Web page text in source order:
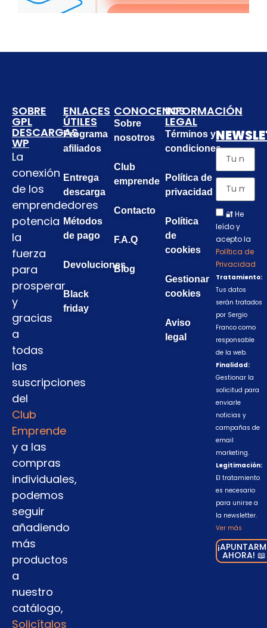
SOBRE
GPL
DESCARGAS
WP
La
conexión
de los
emprendedores
potencia
la
fuerza
para
prosperar
y
gracias
a
todas
las
suscripciones
del
Club
Emprende
y a las
compras
individuales,
podemos
seguir
añadiendo
más
productos
a
nuestro
catálogo,
Solicítalos
ENLACES
ÚTILES
Programa
afiliados
Entrega
descarga
Métodos
de pago
Devoluciones
Black
friday
CONOCENOS
Sobre
nosotros
Club
emprende
Contacto
F.A.Q
Blog
INFORMACIÓN
LEGAL
Términos y
condiciones
Política de
privacidad
Política
de
cookies
Gestionar
cookies
Aviso
legal
🔐 He
leído y
acepto la
Política de
Privacidad
Tratamiento:
Tus datos
serán tratados
por Sergio
Franco como
responsable
de la web.
Finalidad:
Gestionar la
solicitud para
enviarle
noticias y
campañas de
email
marketing.
Legitimación:
El tratamiento
es necesario
para unirse a
la newsletter.
Ver más
AHORA! 📖